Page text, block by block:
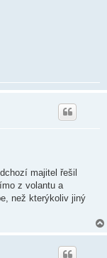
majitel řešil
z volantu a
než kterýkoliv jiný